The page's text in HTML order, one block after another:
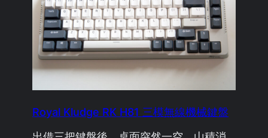
Royal Kludge RK H81 三模無線機械鍵盤